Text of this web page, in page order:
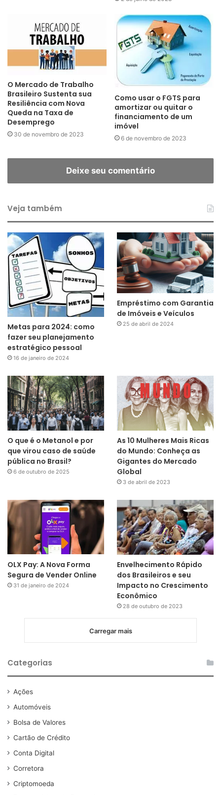
O Mercado de Trabalho
Brasileiro Sustenta sua
Resiliência com Nova
Queda na Taxa de
Desemprego
30 de novembro de 2023
Como usar o FGTS para
amortizar ou quitar o
financiamento de um
imóvel
6 de novembro de 2023
Deixe seu comentário
Veja também
Metas para 2024: como
fazer seu planejamento
estratégico pessoal
16 de janeiro de 2024
Empréstimo com Garantia
de Imóveis e Veículos
25 de abril de 2024
O que é o Metanol e por
que virou caso de saúde
pública no Brasil?
6 de outubro de 2025
As 10 Mulheres Mais Ricas
do Mundo: Conheça as
Gigantes do Mercado
Global
3 de abril de 2023
OLX Pay: A Nova Forma
Segura de Vender Online
31 de janeiro de 2024
Envelhecimento Rápido
dos Brasileiros e seu
Impacto no Crescimento
Econômico
28 de outubro de 2023
Carregar mais
Categorias
Ações
Automóveis
Bolsa de Valores
Cartão de Crédito
Conta Digital
Corretora
Criptomoeda